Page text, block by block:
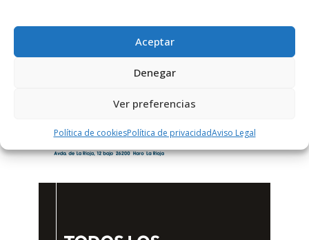
Aceptar
Denegar
Ver preferencias
Política de cookiesPolítica de privacidadAviso Legal